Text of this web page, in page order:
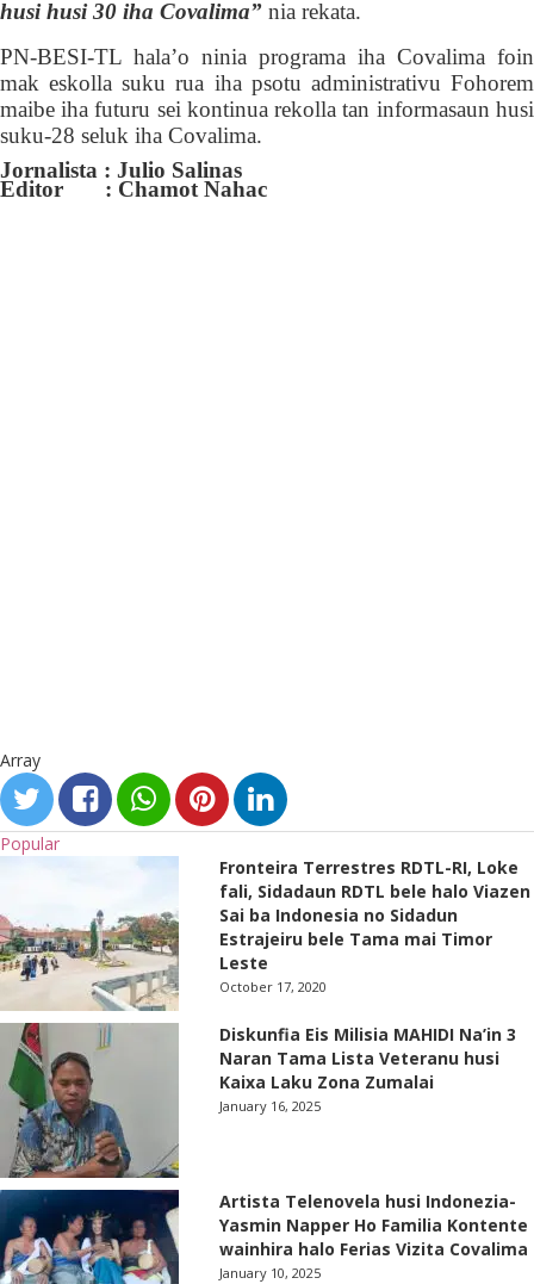
husi husi 30 iha Covalima” nia rekata.
PN-BESI-TL hala’o ninia programa iha Covalima foin
makeskollasuku rua iha psotu administrativu Fohorem
maibeiha futuru sei kontinua rekollatan informasaun husi
suku-28 seluk iha Covalima.
Jornalista : Julio Salinas
Editor : Chamot Nahac
Array
Popular
Fronteira Terrestres RDTL-RI, Loke
fali, Sidadaun RDTL bele halo Viazen
Sai ba Indonesia no Sidadun
Estrajeiru bele Tama mai Timor
Leste
October 17, 2020
Diskunfia Eis Milisia MAHIDI Na’in 3
Naran Tama Lista Veteranu husi
Kaixa Laku Zona Zumalai
January 16, 2025
Artista Telenovela husi Indonezia-
Yasmin Napper Ho Familia Kontente
wainhira halo Ferias Vizita Covalima
January 10, 2025